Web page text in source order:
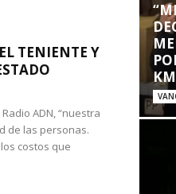
TENIENTE Y
ADN, “nuestra
de las personas.
costos que